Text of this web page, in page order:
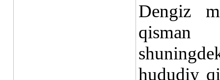
Dengiz
qisman
hududiy